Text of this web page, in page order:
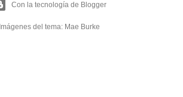
Con la tecnología de Blogger
Imágenes del tema: Mae Burke